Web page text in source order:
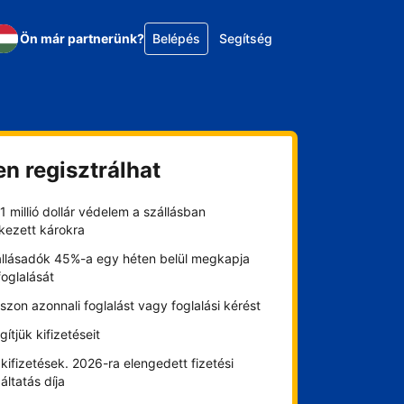
Ön már partnerünk? Belépés Segítség
regisztrálhat
millió dollár védelem a szállásban
károkra
45%-a egy héten belül megkapja
azonnali foglalást vagy foglalási kérést
kifizetéseit
2026-ra elengedett fizetési
díja